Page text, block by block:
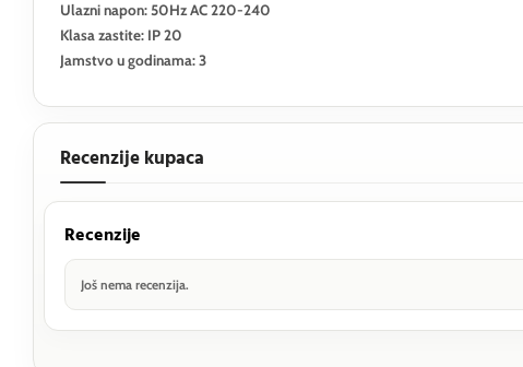
Ulazni napon: 50Hz AC 220-240
Klasa zastite: IP 20
Jamstvo u godinama: 3
Recenzije kupaca
Recenzije
Još nema recenzija.